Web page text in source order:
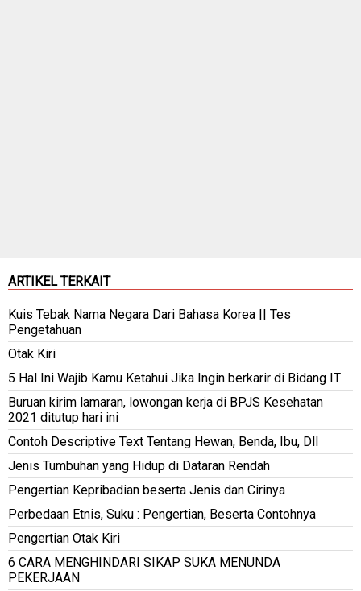
ARTIKEL TERKAIT
Kuis Tebak Nama Negara Dari Bahasa Korea || Tes
Pengetahuan
Otak Kiri
5 Hal Ini Wajib Kamu Ketahui Jika Ingin berkarir di Bidang IT
Buruan kirim lamaran, lowongan kerja di BPJS Kesehatan
2021 ditutup hari ini
Contoh Descriptive Text Tentang Hewan, Benda, Ibu, Dll
Jenis Tumbuhan yang Hidup di Dataran Rendah
Pengertian Kepribadian beserta Jenis dan Cirinya
Perbedaan Etnis, Suku : Pengertian, Beserta Contohnya
Pengertian Otak Kiri
6 CARA MENGHINDARI SIKAP SUKA MENUNDA
PEKERJAAN